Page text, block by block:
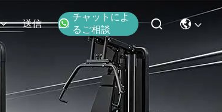
送信
チャットによ
るご相談